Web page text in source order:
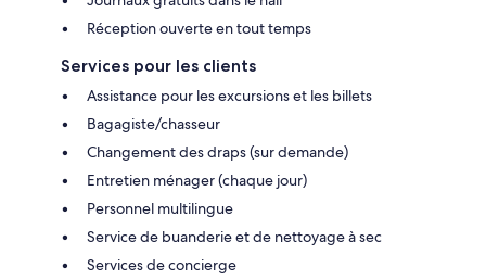
Réception ouverte en tout temps
Services pour les clients
Assistance pour les excursions et les billets
Bagagiste/chasseur
Changement des draps (sur demande)
Entretien ménager (chaque jour)
Personnel multilingue
Service de buanderie et de nettoyage à sec
Services de concierge